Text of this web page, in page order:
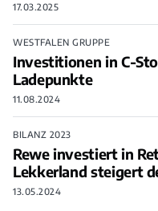
17.03.2025
WESTFALEN GRUPPE
Investitionen in C-
Ladepunkte
11.08.2024
BILANZ 2023
Rewe investiert in
Lekkerland steigert
13.05.2024